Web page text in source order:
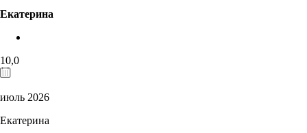
Екатерина
10,0
июль 2026
Екатерина